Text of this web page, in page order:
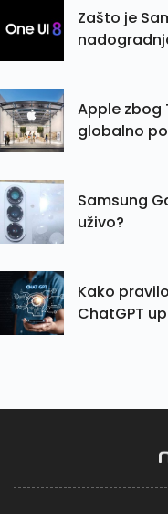
Zašto je
Apple zbog
globalno
Samsung
uživo?
Kako
ChatGPT